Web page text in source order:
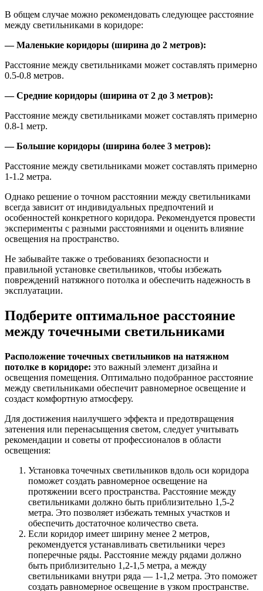
В общем случае можно рекомендовать следующее расстояние
между светильниками в коридоре:
— Маленькие коридоры (ширина до 2 метров):
Расстояние между светильниками может составлять примерно
0.5-0.8 метров.
— Средние коридоры (ширина от 2 до 3 метров):
Расстояние между светильниками может составлять примерно
0.8-1 метр.
— Большие коридоры (ширина более 3 метров):
Расстояние между светильниками может составлять примерно
1-1.2 метра.
Однако решение о точном расстоянии между светильниками
всегда зависит от индивидуальных предпочтений и
особенностей конкретного коридора. Рекомендуется провести
эксперименты с разными расстояниями и оценить влияние
освещения на пространство.
Не забывайте также о требованиях безопасности и
правильной установке светильников, чтобы избежать
повреждений натяжного потолка и обеспечить надежность в
эксплуатации.
Подберите оптимальное расстояние
между точечными светильниками
Расположение точечных светильников на натяжном
потолке в коридоре: это важный элемент дизайна и
освещения помещения. Оптимально подобранное расстояние
между светильниками обеспечит равномерное освещение и
создаст комфортную атмосферу.
Для достижения наилучшего эффекта и предотвращения
затенения или перенасыщения светом, следует учитывать
рекомендации и советы от профессионалов в области
освещения:
Установка точечных светильников вдоль оси коридора
поможет создать равномерное освещение на
протяжении всего пространства. Расстояние между
светильниками должно быть приблизительно 1,5-2
метра. Это позволяет избежать темных участков и
обеспечить достаточное количество света.
Если коридор имеет ширину менее 2 метров,
рекомендуется устанавливать светильники через
поперечные ряды. Расстояние между рядами должно
быть приблизительно 1,2-1,5 метра, а между
светильниками внутри ряда — 1-1,2 метра. Это поможет
создать равномерное освещение в узком пространстве.